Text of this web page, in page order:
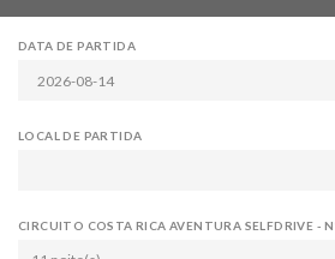
DATA DE PARTIDA
LOCAL DE PARTIDA
CIRCUITO COSTA RICA AVENTURA SELFDRIVE -